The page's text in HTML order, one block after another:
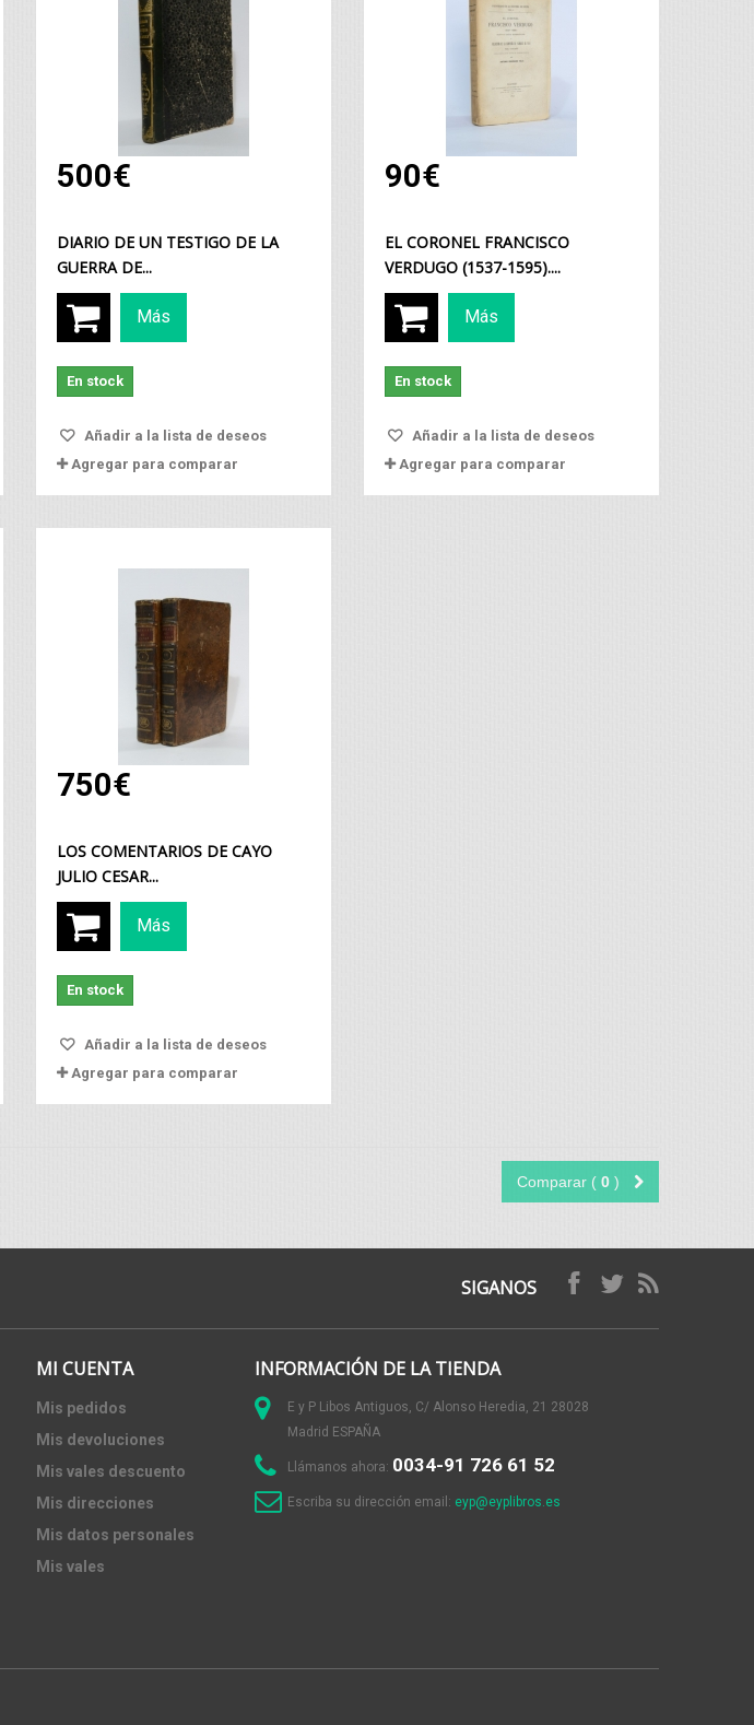
500€
DIARIO DE UN TESTIGO DE LA
GUERRA DE...
Más
En stock
Añadir a la lista de deseos
Agregar para comparar
90€
EL CORONEL FRANCISCO
VERDUGO (1537-1595)....
Más
En stock
Añadir a la lista de deseos
Agregar para comparar
Vista rápida
750€
LOS COMENTARIOS DE CAYO
JULIO CESAR...
Más
En stock
Añadir a la lista de deseos
Agregar para comparar
Comparar ( 0 )
SIGANOS
MI CUENTA
Mis pedidos
Mis devoluciones
Mis vales descuento
Mis direcciones
Mis datos personales
Mis vales
INFORMACIÓN DE LA TIENDA
E y P Libos Antiguos, C/ Alonso Heredia, 21 28028
Madrid ESPAÑA
Llámanos ahora: 0034-91 726 61 52
Escriba su dirección email: eyp@eyplibros.es